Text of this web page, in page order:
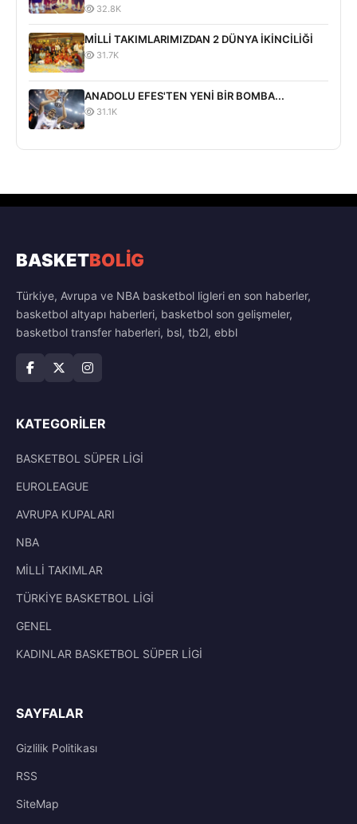
32.8K
MİLLİ TAKIMLARIMIZDAN 2 DÜNYA İKİNCİLİĞİ
31.7K
ANADOLU EFES'TEN YENİ BİR BOMBA...
31.1K
BASKETBOLİG
Türkiye, Avrupa ve NBA basketbol ligleri en son haberler,
basketbol altyapı haberleri, basketbol son gelişmeler,
basketbol transfer haberleri, bsl, tb2l, ebbl
KATEGORILER
BASKETBOL SÜPER LİGİ
EUROLEAGUE
AVRUPA KUPALARI
NBA
MİLLİ TAKIMLAR
TÜRKİYE BASKETBOL LİGİ
GENEL
KADINLAR BASKETBOL SÜPER LİGİ
SAYFALAR
Gizlilik Politikası
RSS
SiteMap